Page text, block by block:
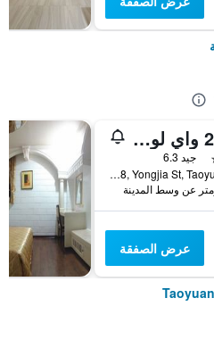
إيه 22 واي لو هوتل
جيد 6.3
No.98, Yongjia St, Taoyuan City, تايوان
عرض الصفقة